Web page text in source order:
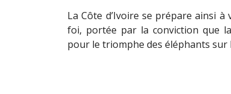
La Côte d’Ivoire se prépare ainsi
foi, portée par la conviction que
pour le triomphe des éléphants sur